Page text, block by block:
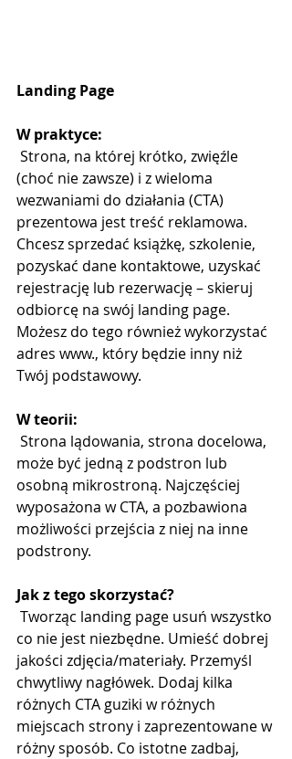
Landing Page
W praktyce:
(choć nie zawsze) i z wieloma
wezwaniami do działania (CTA)
prezentowa jest treść reklamowa.
Chcesz sprzedać książkę, szkolenie,
pozyskać dane kontaktowe, uzyskać
rejestrację lub rezerwację – skieruj
odbiorcę na swój landing page.
Możesz do tego również wykorzystać
adres www., który będzie inny niż
Twój podstawowy.
W teorii:
może być jedną z podstron lub
osobną mikrostroną. Najczęściej
wyposażona w CTA, a pozbawiona
możliwości przejścia z niej na inne
podstrony.
Jak z tego skorzystać?
co nie jest niezbędne. Umieść dobrej
jakości zdjęcia/materiały. Przemyśl
chwytliwy nagłówek. Dodaj kilka
różnych CTA guziki w różnych
miejscach strony i zaprezentowane w
różny sposób. Co istotne zadbaj,